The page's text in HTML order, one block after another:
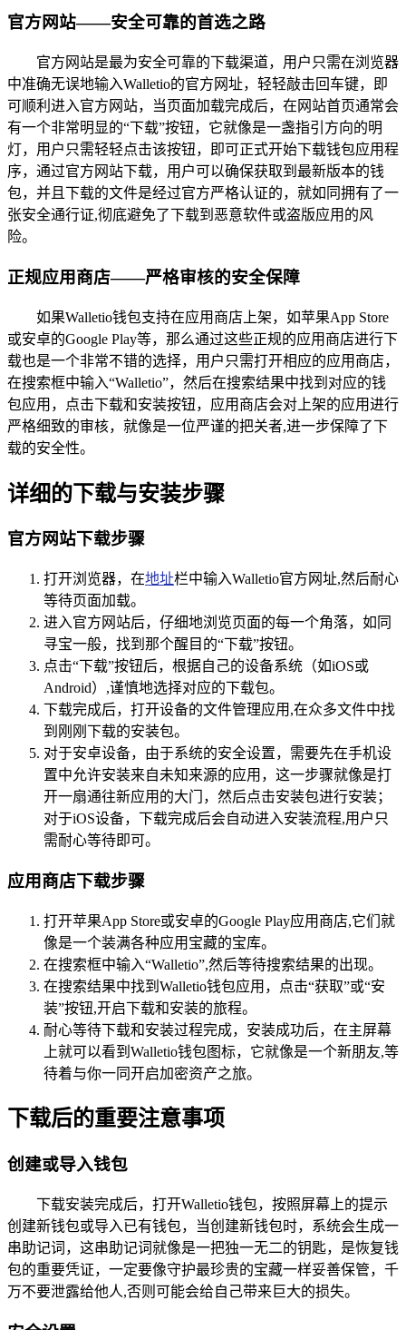
官方网站——安全可靠的首选之路
官方网站是最为安全可靠的下载渠道，用户只需在浏览器
中准确无误地输入Walletio的官方网址，轻轻敲击回车键，即
可顺利进入官方网站，当页面加载完成后，在网站首页通常会
有一个非常明显的“下载”按钮，它就像是一盏指引方向的明
灯，用户只需轻轻点击该按钮，即可正式开始下载钱包应用程
序，通过官方网站下载，用户可以确保获取到最新版本的钱
包，并且下载的文件是经过官方严格认证的，就如同拥有了一
张安全通行证,彻底避免了下载到恶意软件或盗版应用的风
险。
正规应用商店——严格审核的安全保障
如果Walletio钱包支持在应用商店上架，如苹果App Store
或安卓的Google Play等，那么通过这些正规的应用商店进行下
载也是一个非常不错的选择，用户只需打开相应的应用商店，
在搜索框中输入“Walletio”，然后在搜索结果中找到对应的钱
包应用，点击下载和安装按钮，应用商店会对上架的应用进行
严格细致的审核，就像是一位严谨的把关者,进一步保障了下
载的安全性。
详细的下载与安装步骤
官方网站下载步骤
打开浏览器，在地址栏中输入Walletio官方网址,然后耐心
等待页面加载。
进入官方网站后，仔细地浏览页面的每一个角落，如同
寻宝一般，找到那个醒目的“下载”按钮。
点击“下载”按钮后，根据自己的设备系统（如iOS或
Android）,谨慎地选择对应的下载包。
下载完成后，打开设备的文件管理应用,在众多文件中找
到刚刚下载的安装包。
对于安卓设备，由于系统的安全设置，需要先在手机设
置中允许安装来自未知来源的应用，这一步骤就像是打
开一扇通往新应用的大门，然后点击安装包进行安装；
对于iOS设备，下载完成后会自动进入安装流程,用户只
需耐心等待即可。
应用商店下载步骤
打开苹果App Store或安卓的Google Play应用商店,它们就
像是一个装满各种应用宝藏的宝库。
在搜索框中输入“Walletio”,然后等待搜索结果的出现。
在搜索结果中找到Walletio钱包应用，点击“获取”或“安
装”按钮,开启下载和安装的旅程。
耐心等待下载和安装过程完成，安装成功后，在主屏幕
上就可以看到Walletio钱包图标，它就像是一个新朋友,等
待着与你一同开启加密资产之旅。
下载后的重要注意事项
创建或导入钱包
下载安装完成后，打开Walletio钱包，按照屏幕上的提示
创建新钱包或导入已有钱包，当创建新钱包时，系统会生成一
串助记词，这串助记词就像是一把独一无二的钥匙，是恢复钱
包的重要凭证，一定要像守护最珍贵的宝藏一样妥善保管，千
万不要泄露给他人,否则可能会给自己带来巨大的损失。